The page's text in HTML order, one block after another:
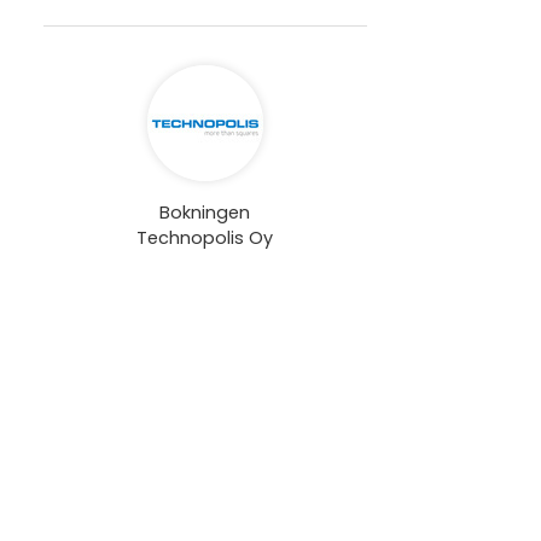
Bokningen
Technopolis Oy